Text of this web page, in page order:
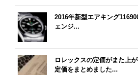
2016年新型エアキング
ェンジ...
ロレックスの定価がまた上
定価をまとめました...